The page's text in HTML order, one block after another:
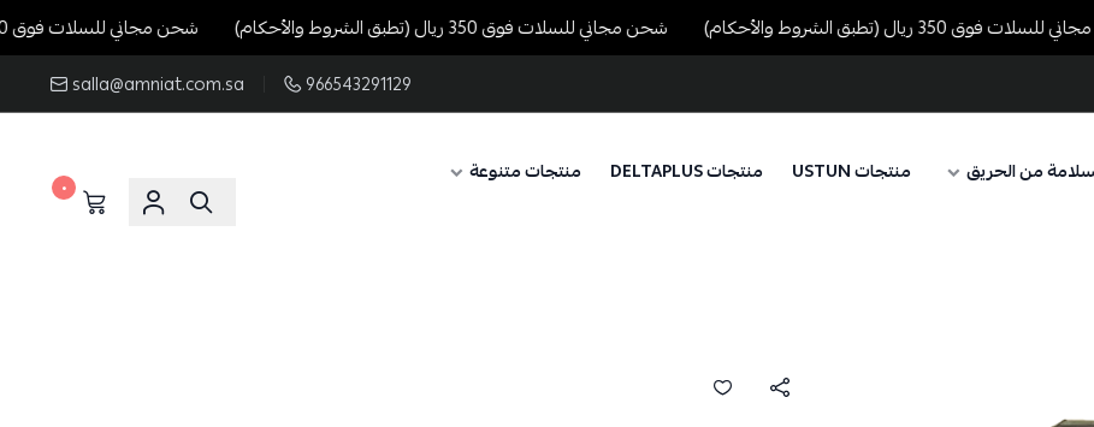
فوق 350 ريال (تطبق الشروط والأحكام) شحن مجاني للسلات فوق 350 ريال (تطبق الشروط والأحكام) شحن مجاني للسلات فوق 350 ريال (تطبق الشروط والأحكام)
966543291129
salla@amniat.com.sa
من الحريق منتجات USTUN منتجات DELTAPLUS
منتجات متنوعة
٠